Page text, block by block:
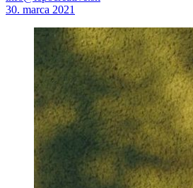
30. marca 2021